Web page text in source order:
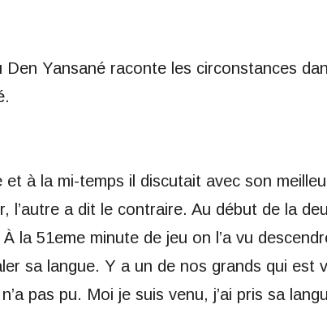
Yansané raconte les circonstances
à la mi-temps il discutait avec son
l’autre a dit le contraire. Au début de la
la 51eme minute de jeu on l’a vu
sa langue. Y a un de nos grands qui est
pas pu. Moi je suis venu, j’ai pris sa